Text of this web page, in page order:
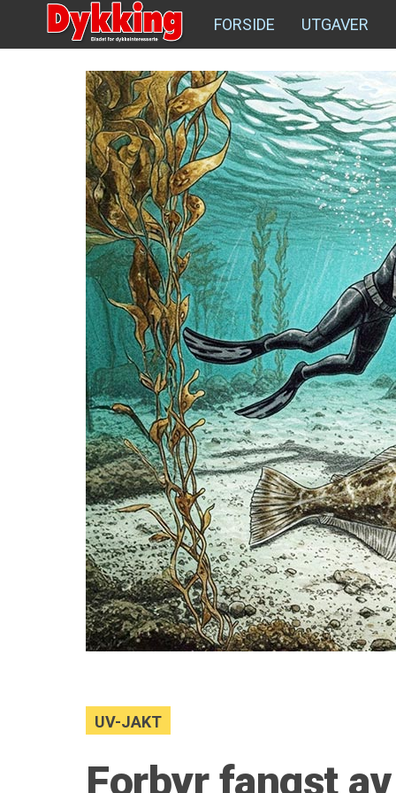
FORSIDE UTGAVER
UV-JAKT
Forbyr fangst